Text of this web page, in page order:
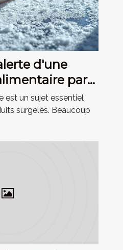
d'une
par
est un sujet essentiel
surgelés. Beaucoup